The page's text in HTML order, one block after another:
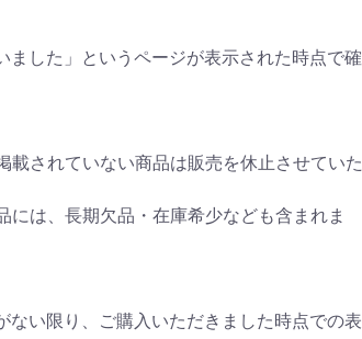
した」というページが表示された時点で確
載されていない商品は販売を休止させていた
には、長期欠品・在庫希少なども含まれま
い限り、ご購入いただきました時点での表